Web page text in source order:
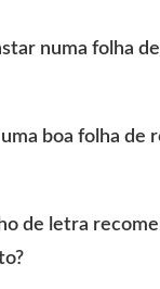
numa folha
boa folha de
de letra